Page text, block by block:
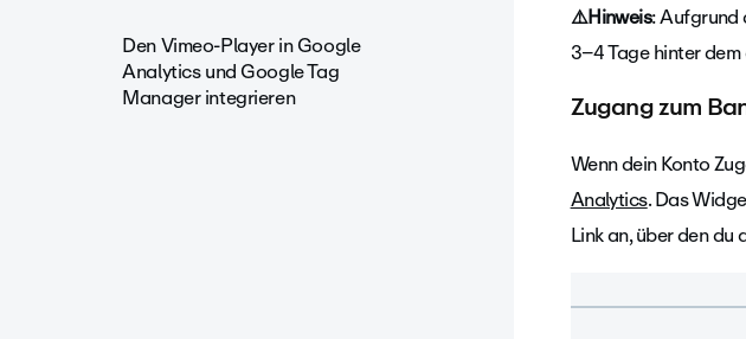
Den Vimeo-Player in Google
Analytics und Google Tag
Manager integrieren
⚠️Hinweis: Aufgrund
3–4 Tage hinter
Zugang zum
Wenn dein Konto
Analytics. Das
Link an, über den